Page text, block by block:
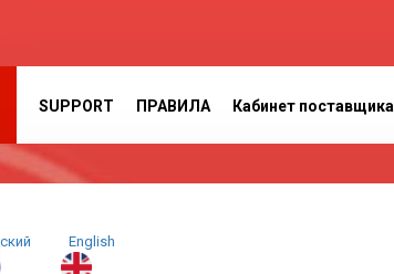
SUPPORT ПРАВИЛА Кабинет поставщика
English